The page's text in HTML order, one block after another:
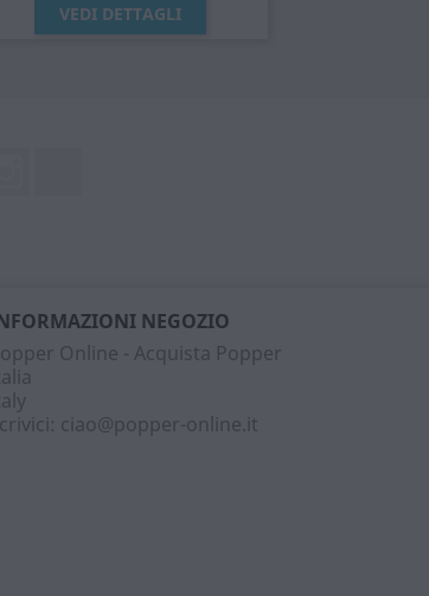
VEDI DETTAGLI
NEGOZIO
Online - Acquista Popper
ciao@popper-online.it